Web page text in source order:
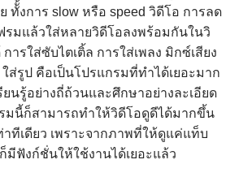
ทัั้งการ slow หรือ speed วิดีโอ การลด
รมแล้วใส่หลายวิดีโอลงพร้อมกันในวิ
การใส่ซับไตเติ้ล การใส่เพลง มิกซ์เสียง
ส่รูป คือเป็นโปรแกรมที่ทำได้เยอะมาก
ยนรู้อย่างถี่ถ้วนและศึกษาอย่างละเอียด
มนี้ก็สามารถทำให้วิดีโอดูดีได้มากขึ้น
าทีเดียว เพราะจากภาพที่ให้ดูแค่แท็บ
มีฟังก์ชั่นให้ใช้งานได้เยอะแล้ว